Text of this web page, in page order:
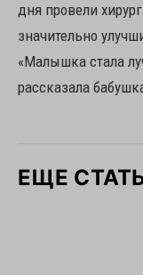
дня провели
значительно
«Малышка стала
рассказала
ЕЩЕ